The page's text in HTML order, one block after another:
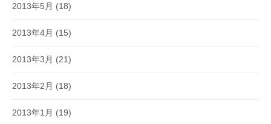
2013年5月 (18)
2013年4月 (15)
2013年3月 (21)
2013年2月 (18)
2013年1月 (19)